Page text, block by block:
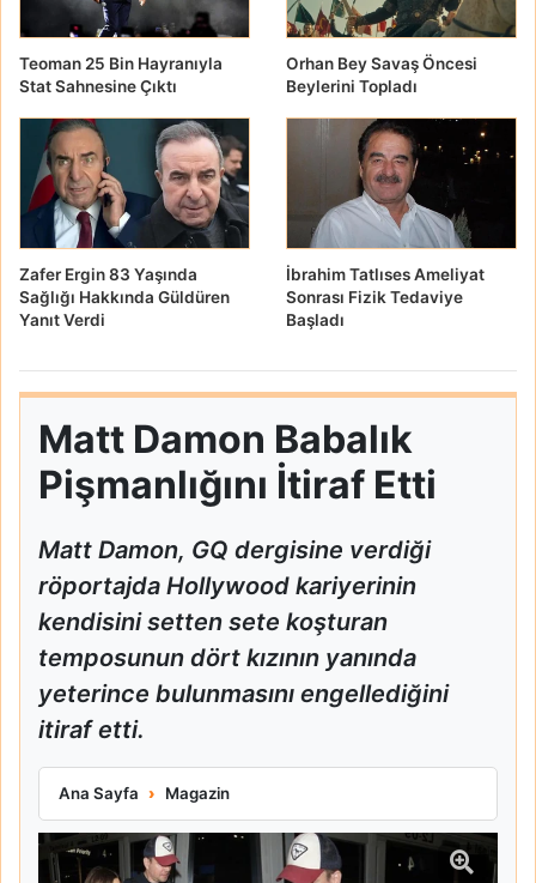
Teoman 25 Bin Hayranıyla
Stat Sahnesine Çıktı
Orhan Bey Savaş Öncesi
Beylerini Topladı
Zafer Ergin 83 Yaşında
Sağlığı Hakkında Güldüren
Yanıt Verdi
İbrahim Tatlıses Ameliyat
Sonrası Fizik Tedaviye
Başladı
Matt Damon Babalık
Pişmanlığını İtiraf Etti
Matt Damon, GQ dergisine verdiği
röportajda Hollywood kariyerinin
kendisini setten sete koşturan
temposunun dört kızının yanında
yeterince bulunmasını engellediğini
itiraf etti.
Ana Sayfa Magazin
Matt Damon Babalık Pişmanlığını İtiraf Etti